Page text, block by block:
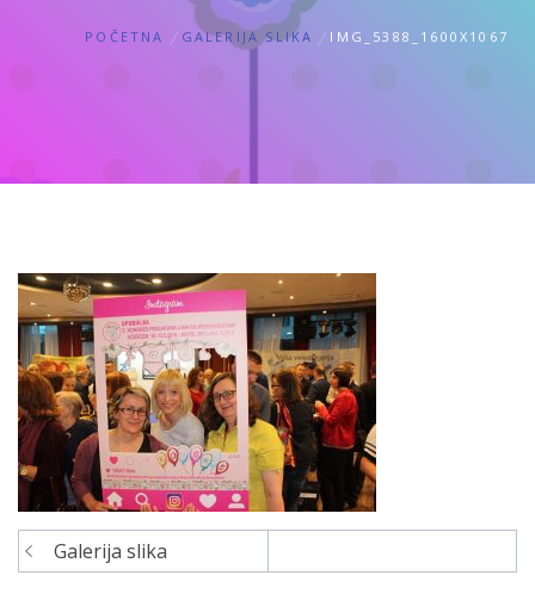
POČETNA GALERIJA SLIKA IMG_5388_1600X1067
Navigacija
Galerija slika